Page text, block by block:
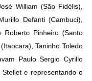
William (São Fidélis),
Defanti (Cambuci),
Roberto Pinheiro (Santo
Taninho Toledo
Paulo Sergio Cyrillo
e representando o